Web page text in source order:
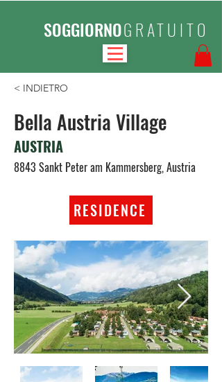
SOGGIORNOGRATUITO
< INDIETRO
Bella Austria Village
AUSTRIA
8843 Sankt Peter am Kammersberg, Austria
RESIDENCE